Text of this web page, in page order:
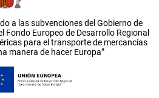
a las subvenciones del Gobierno de
Fondo Europeo de Desarrollo Regional
para el transporte de mercancías
manera de hacer Europa”